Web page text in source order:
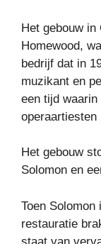
Het gebouw in
Homewood,
bedrijf dat in
muzikant en
een tijd
Het gebouw
Solomon en
Toen
restauratie
staat van